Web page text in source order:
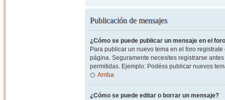
Publicación de mensajes
¿Cómo se puede publicar un mensaje en el
Para publicar un nuevo tema en el foro
página. Seguramente necesites registrarse
permitidas. Ejemplo: Podéss publicar nuevos
Arriba
¿Cómo se puede editar o borrar un mensaje?